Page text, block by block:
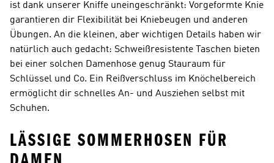
ist dank unserer Kniffe uneingeschränkt: Vorgeformte Knie
garantieren dir Flexibilität bei Kniebeugen und anderen
Übungen. An die kleinen, aber wichtigen Details haben wir
natürlich auch gedacht: Schweißresistente Taschen bieten
bei einer solchen Damenhose genug Stauraum für
Schlüssel und Co. Ein Reißverschluss im Knöchelbereich
ermöglicht dir schnelles An- und Ausziehen selbst mit
Schuhen.
LÄSSIGE SOMMERHOSEN FÜR